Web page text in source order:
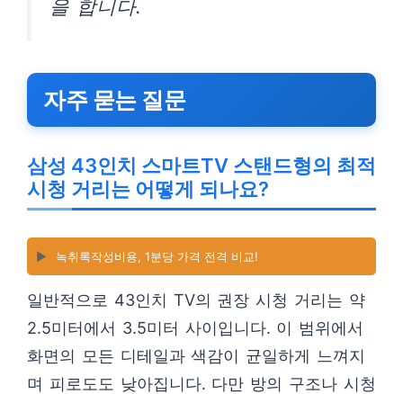
을 합니다.
자주 묻는 질문
삼성 43인치 스마트TV 스탠드형의 최적
시청 거리는 어떻게 되나요?
▶️ 녹취록작성비용, 1분당 가격 전격 비교!
일반적으로 43인치 TV의 권장 시청 거리는 약
2.5미터에서 3.5미터 사이입니다. 이 범위에서
화면의 모든 디테일과 색감이 균일하게 느껴지
며 피로도도 낮아집니다. 다만 방의 구조나 시청